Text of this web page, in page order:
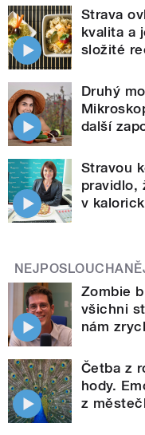
Strava
kvalita a
složité
Druhý
další
Stravou
pravidlo,
v
Zombie
všichni
nám
Četba z
hody.
z